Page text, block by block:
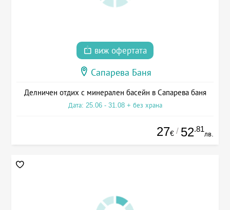
виж офертата
Сапарева Баня
Делничен отдих с минерален басейн в Сапарева баня
Дата: 25.06 - 31.08 + без храна
27€ / 52.81
лв.